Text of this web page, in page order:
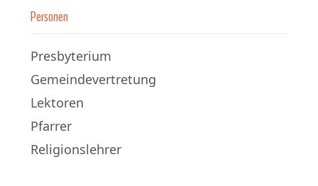
Personen
Presbyterium
Gemeindevertretung
Lektoren
Pfarrer
Religionslehrer